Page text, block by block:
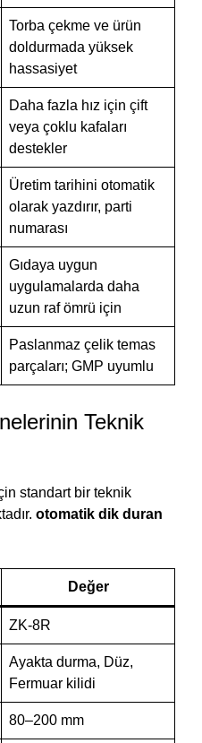
Torba çekme ve ürün
doldurmada yüksek
hassasiyet
Daha fazla hız için çift
veya çoklu kafaları
destekler
Üretim tarihini otomatik
olarak yazdırır, parti
numarası
Gıdaya uygun
uygulamalarda daha
uzun raf ömrü için
Paslanmaz çelik temas
parçaları; GMP uyumlu
Teknik
standart bir teknik
otomatik dik duran
Değer
ZK-8R
Ayakta durma, Düz,
Fermuar kilidi
80–200 mm